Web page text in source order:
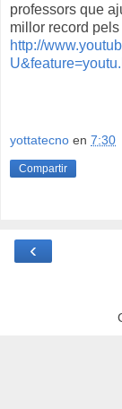
professors que
millor record
http://
yottatecno en 7:30
Compartir
‹